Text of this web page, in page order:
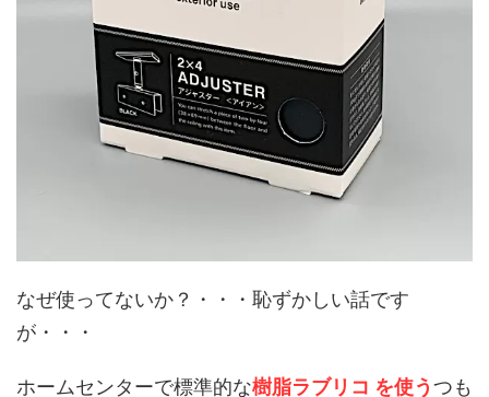
なぜ使ってないか？・・・恥ずかしい話です
が・・・
ホームセンターで標準的な樹脂ラブリコ を使うつも